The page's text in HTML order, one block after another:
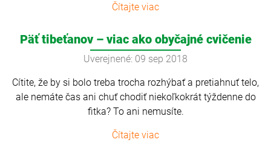
Čítajte viac
Päť tibeťanov – viac ako obyčajné cvičenie
Uverejnené: 09 sep 2018
Cítite, že by si bolo treba trocha rozhýbať a pretiahnuť telo,
ale nemáte čas ani chuť chodiť niekoľkokrát týždenne do
fitka? To ani nemusíte.
Čítajte viac